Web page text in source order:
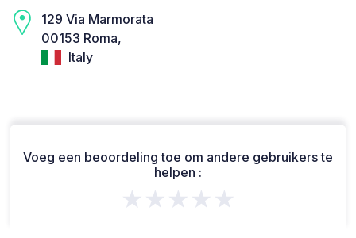
129 Via Marmorata
00153 Roma,
Italy
Voeg een beoordeling toe om andere gebruikers te
helpen :
★★★★★